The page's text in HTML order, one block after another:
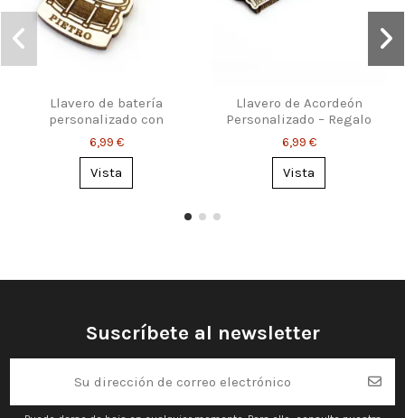
Llavero de batería
personalizado con
nombre
6,99 €
Vista
Llavero de Acordeón
Personalizado – Regalo
para Músicos y Fans
6,99 €
Vista
Suscríbete al newsletter